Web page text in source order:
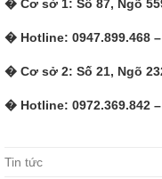
� Cơ sở 1: Số 87, Ngõ
� Hotline: 0947.899.468 –
� Cơ sở 2: Số 21, Ngõ
� Hotline: 0972.369.842 –
Tin tức